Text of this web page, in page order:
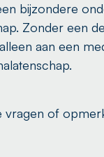
bijzondere
Zonder een
aan een
vragen of